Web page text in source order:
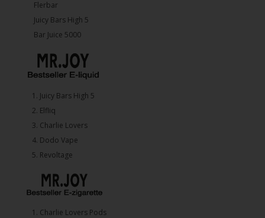
Flerbar
Juicy Bars High 5
Bar Juice 5000
1.⁠ ⁠Juicy Bars High 5
2.⁠ ⁠⁠Elfliq
3.⁠ ⁠⁠Charlie Lovers
4.⁠ ⁠⁠Dodo Vape
5. ⁠Revoltage
1.⁠ ⁠Charlie Lovers Pods